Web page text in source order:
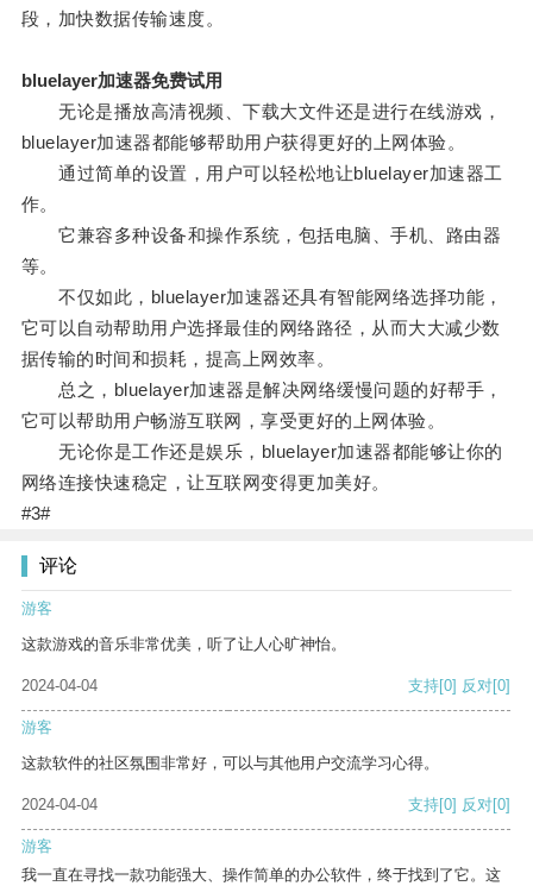
段，加快数据传输速度。
bluelayer加速器免费试用
无论是播放高清视频、下载大文件还是进行在线游戏，
bluelayer加速器都能够帮助用户获得更好的上网体验。
通过简单的设置，用户可以轻松地让bluelayer加速器工
作。
它兼容多种设备和操作系统，包括电脑、手机、路由器
等。
不仅如此，bluelayer加速器还具有智能网络选择功能，
它可以自动帮助用户选择最佳的网络路径，从而大大减少数
据传输的时间和损耗，提高上网效率。
总之，bluelayer加速器是解决网络缓慢问题的好帮手，
它可以帮助用户畅游互联网，享受更好的上网体验。
无论你是工作还是娱乐，bluelayer加速器都能够让你的
网络连接快速稳定，让互联网变得更加美好。
#3#
评论
游客
这款游戏的音乐非常优美，听了让人心旷神怡。
2024-04-04 支持[0] 反对[0]
游客
这款软件的社区氛围非常好，可以与其他用户交流学习心得。
2024-04-04 支持[0] 反对[0]
游客
我一直在寻找一款功能强大、操作简单的办公软件，终于找到了它。这